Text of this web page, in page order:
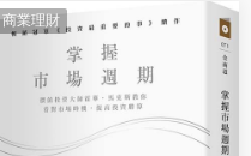
商業理財